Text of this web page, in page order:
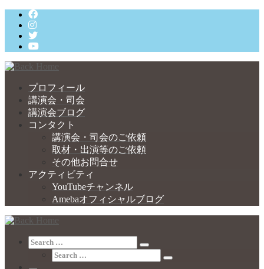
Skip
content
プロフィール
講演会・司会
講演会ブログ
コンタクト
講演会・司会のご依頼
取材・出演等のご依頼
その他お問合せ
アクティビティ
YouTubeチャンネル
Amebaオフィシャルブログ
Search
Search
Search
Search